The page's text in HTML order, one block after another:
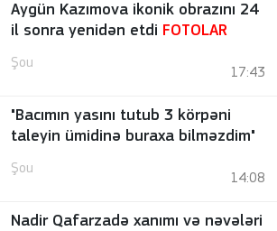
Aygün Kazımova ikonik obrazını 24
il sonra yenidən etdi FOTOLAR
Şou
17:43
"Bacımın yasını tutub 3 körpəni
taleyin ümidinə buraxa bilməzdim"
Şou
14:08
Nadir Qafarzadə xanımı və nəvələri